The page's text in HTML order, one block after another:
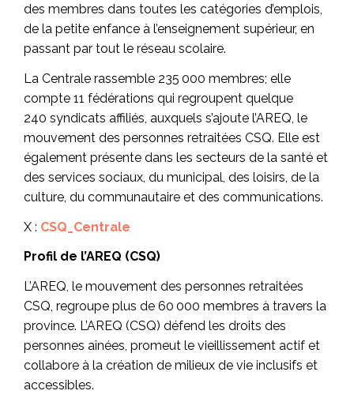
des membres dans toutes les catégories d’emplois,
de la petite enfance à l’enseignement supérieur, en
passant par tout le réseau scolaire.
La Centrale rassemble 235 000 membres; elle
compte 11 fédérations qui regroupent quelque
240 syndicats affiliés, auxquels s’ajoute l’AREQ, le
mouvement des personnes retraitées CSQ. Elle est
également présente dans les secteurs de la santé et
des services sociaux, du municipal, des loisirs, de la
culture, du communautaire et des communications.
X : CSQ_Centrale
Profil de l’AREQ (CSQ)
L’AREQ, le mouvement des personnes retraitées
CSQ, regroupe plus de 60 000 membres à travers la
province. L’AREQ (CSQ) défend les droits des
personnes aînées, promeut le vieillissement actif et
collabore à la création de milieux de vie inclusifs et
accessibles.